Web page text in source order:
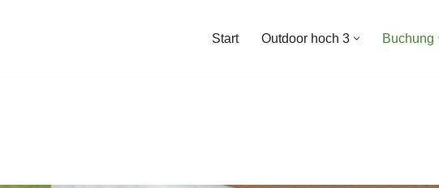
Start Outdoor hoch 3 Buchung